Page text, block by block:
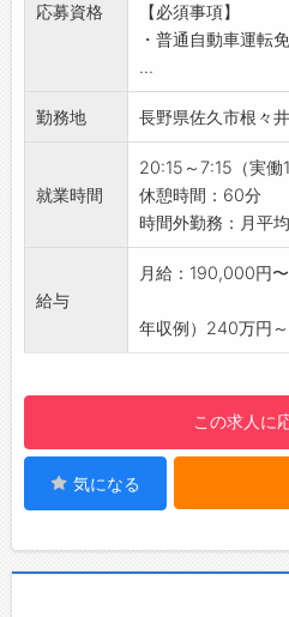
ています。
◇働く喜びと誇り
・人生のうち大半
て『喜びと誇り』
・社員一人ひとり
るような職場づく
【品質管理につい
◆『至上品質』を
・製品設計→試作→
ティを実現してい
・各工程を専門化
を提供しています
◆QCサークル活
質管理））
・1970年から始ま
す。
・現場の創意工夫
・週4日勤務（土
りリフレッシュ！
【やりがい】
◇生活必需品の製
・日々の生活に欠
・業務を通じて、
を得られます♪
◇製品への思い入れ
・「この製品がど
で、製造過程にお
じられ、やりがい
【研修制度】
◆充実した研修と
・OJTやOff-JTを
行い、社員の育成
れる職場です。
・フォロー体制も
応募資格
【必須事項】
・普通自動車運転
...
勤務地 長野県佐久市根々
就業時間
20:15～7:15（実働
休憩時間：60分
時間外勤務：月平
給与
月給：190,000円
年収例）240万円
この求人に
気になる